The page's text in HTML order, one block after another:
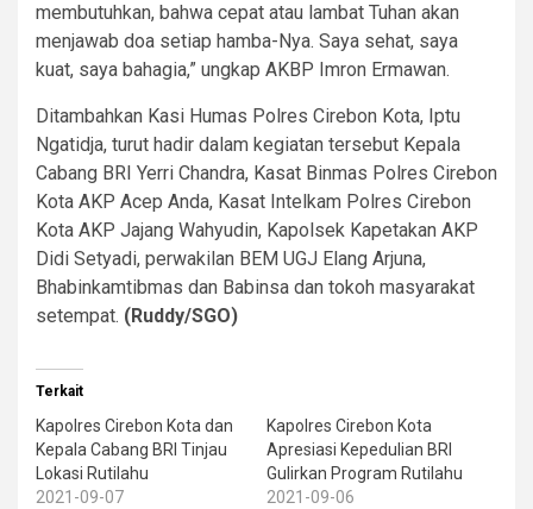
membutuhkan, bahwa cepat atau lambat Tuhan akan
menjawab doa setiap hamba-Nya. Saya sehat, saya
kuat, saya bahagia,” ungkap AKBP Imron Ermawan.
Ditambahkan Kasi Humas Polres Cirebon Kota, Iptu
Ngatidja, turut hadir dalam kegiatan tersebut Kepala
Cabang BRI Yerri Chandra, Kasat Binmas Polres Cirebon
Kota AKP Acep Anda, Kasat Intelkam Polres Cirebon
Kota AKP Jajang Wahyudin, Kapolsek Kapetakan AKP
Didi Setyadi, perwakilan BEM UGJ Elang Arjuna,
Bhabinkamtibmas dan Babinsa dan tokoh masyarakat
setempat. (Ruddy/SGO)
Terkait
Kapolres Cirebon Kota dan
Kepala Cabang BRI Tinjau
Lokasi Rutilahu
2021-09-07
Kapolres Cirebon Kota
Apresiasi Kepedulian BRI
Gulirkan Program Rutilahu
2021-09-06